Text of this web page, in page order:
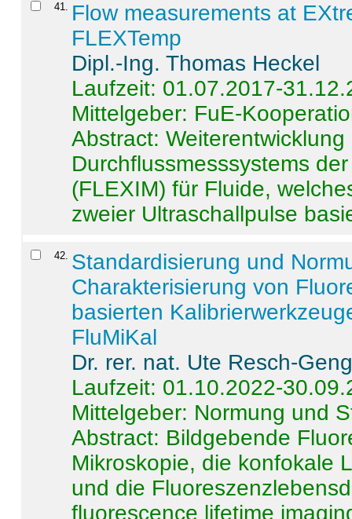
41. Flow measurements at
FLEXTemp
Dipl.-Ing. Thomas Heckel
Laufzeit: 01.07.2017-
Mittelgeber: FuE-
Abstract:
Durchflussmesssystems
(FLEXIM) für Fluide,
zweier Ultraschallpulse
42. Standardisierung und
Charakterisierung von
basierten
FluMiKal
Dr. rer. nat. Ute Resch-
Laufzeit: 01.10.2022-
Mittelgeber: Normung und
Abstract: Bildgebende
Mikroskopie, die konfokale
und die
fluorescence lifetime